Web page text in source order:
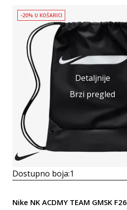
Detaljnije
Brzi pregled
-20% U KOŠARICI
Dostupno boja:1
Nike NK ACDMY TEAM GMSK F26